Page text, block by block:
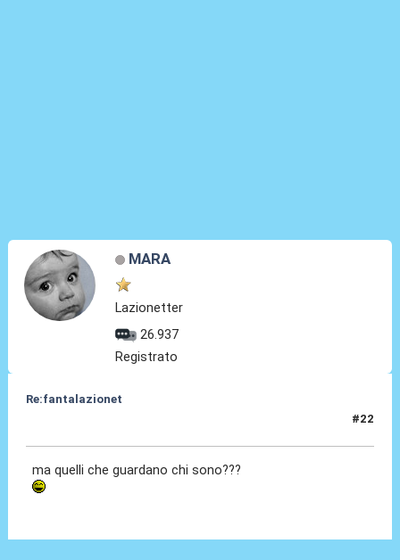
MARA
Lazionetter
26.937
Registrato
Re:fantalazionet
#22
ma quelli che guardano chi sono???